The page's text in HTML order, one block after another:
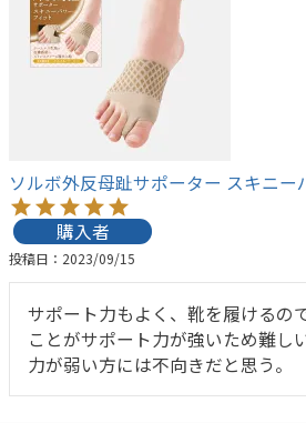
ソルボ外反母趾サポーター スキニー
購入者
投稿日 2023/09/15
サポート力もよく、靴を履けるの
ことがサポート力が強いため難し
力が弱い方には不向きだと思う。